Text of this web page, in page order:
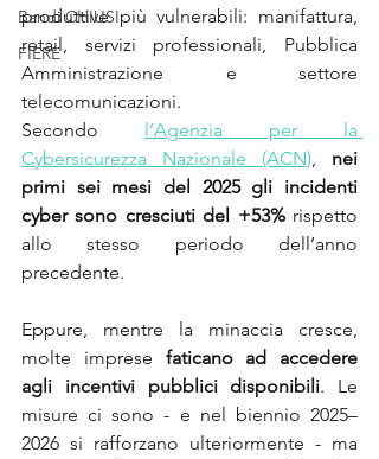
Bandi CHIUSI
FIERE
produttive più vulnerabili: manifattura,
retail, servizi professionali, Pubblica
Amministrazione e settore
telecomunicazioni.
Secondo l’Agenzia per la
Cybersicurezza Nazionale (ACN), nei
primi sei mesi del 2025 gli incidenti
cyber sono cresciuti del +53% rispetto
allo stesso periodo dell’anno
precedente.
Eppure, mentre la minaccia cresce,
molte imprese faticano ad accedere
agli incentivi pubblici disponibili. Le
misure ci sono - e nel biennio 2025–
2026 si rafforzano ulteriormente - ma